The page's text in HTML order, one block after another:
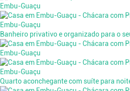
Banheiro privativo e organizado para o
Quarto aconchegante com suíte para